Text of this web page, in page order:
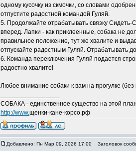
одному кусочку из скмочки, со словами
отпустите радостной командой Гуляй.
5. Продолжайте отрабатывать связку Сидеть-
вперед. Лапки - как приклеенные, собака не
правильное положение, тут же хвалите и
отпускайте радостным Гуляй. Отрабатывать
6. Команда переключения Гуляй подается
радостно хвалите!
Любое внимание собаки к вам на прогулке
СОБАКА - единственное существо на этой
http://www.щенки-кане-корсо.рф
Добавлено: Пн Мар 09, 2026 17:00 Заголовок